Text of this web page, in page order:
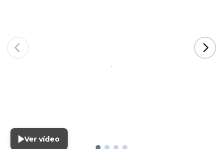
Ver vídeo